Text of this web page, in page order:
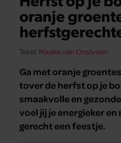
oranje
Tekst: Maaike van Oostveen
Ga met oranje
tover de herfst op je
smaakvolle en
voel jij je energieker en
gerecht een feestje.